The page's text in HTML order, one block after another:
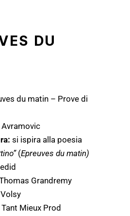
DU
du matin – Prove di
si ispira alla poesia
(Epreuves du matin)
Grandremy
Tant Mieux Prod